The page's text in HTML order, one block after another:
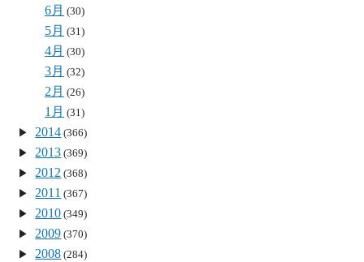
6月 (30)
5月 (31)
4月 (30)
3月 (32)
2月 (26)
1月 (31)
2014 (366)
2013 (369)
2012 (368)
2011 (367)
2010 (349)
2009 (370)
2008 (284)